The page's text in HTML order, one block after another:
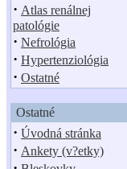
· Atlas renálnej
patológie
· Nefrológia
· Hypertenziológia
· Ostatné
Ostatné
· Úvodná stránka
· Ankety (v?etky)